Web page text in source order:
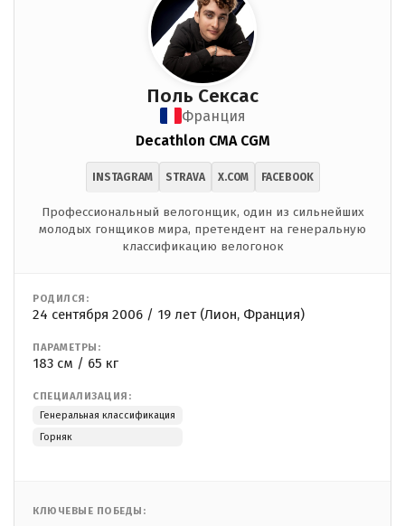
Поль Сексас
Франция
Decathlon CMA CGM
INSTAGRAM STRAVA X.COM FACEBOOK
Профессиональный велогонщик, один из сильнейших
молодых гонщиков мира, претендент на генеральную
классификацию велогонок
РОДИЛСЯ:
24 сентября 2006 / 19 лет (Лион, Франция)
ПАРАМЕТРЫ:
183 см / 65 кг
СПЕЦИАЛИЗАЦИЯ:
Генеральная классификация
Горняк
КЛЮЧЕВЫЕ ПОБЕДЫ: